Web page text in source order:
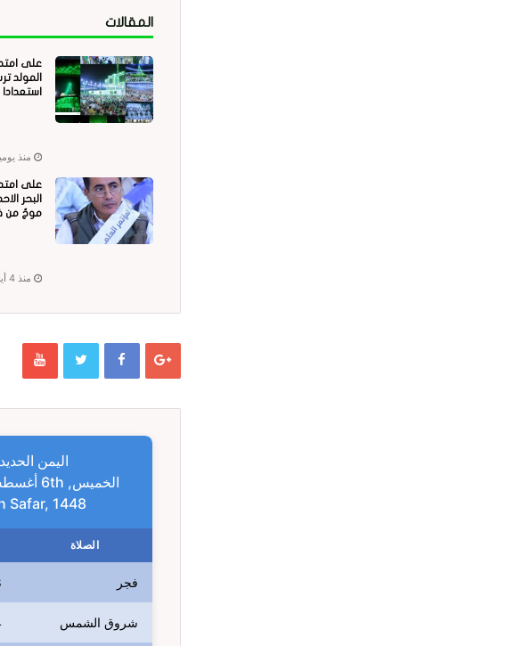
المقالات
على
المولد
استعدادا
منذ
على
البحر
موجٌ من
منذ 4 أيام
اليمن
الخميس, 6th أغسطس, 2026
Safar, 1448
الصلاة
فجر
شروق الشمس